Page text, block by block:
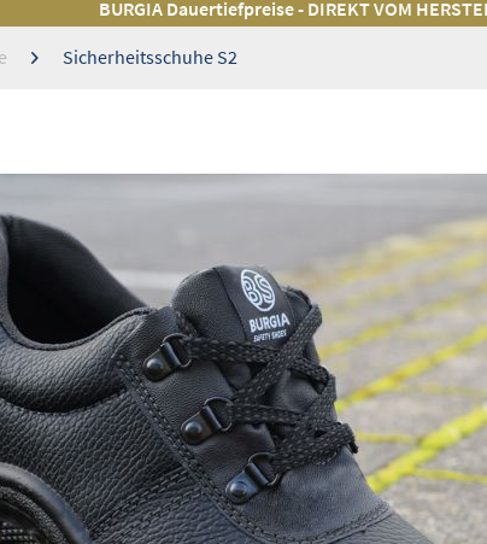
BURGIA Dauertiefpreise - DIREKT VOM
Sicherheitsschuhe S2